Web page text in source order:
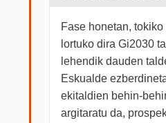
Fase honetan,
lortuko dira Gi2030
lehendik dauden
Eskualde
ekitaldien behin-
argitaratu da,